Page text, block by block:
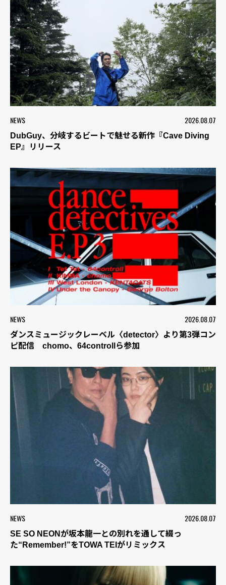
NEWS 2026.08.07
DubGuy、分岐するビートで魅せる新作『Cave Diving
EP』リリース
NEWS 2026.08.07
ダンスミュージックレーベル〈detector〉より第3弾コン
ピ配信 chomo、64controllら参加
NEWS 2026.08.07
SE SO NEONが坂本龍一との別れを通して綴っ
た“Remember!”をTOWA TEIがリミックス